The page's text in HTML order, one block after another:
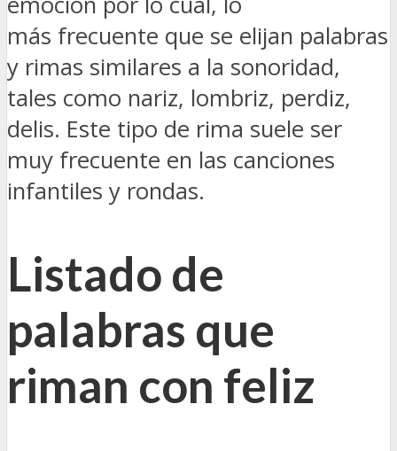
más frecuente que se elijan palabras
y rimas similares a la sonoridad,
tales como nariz, lombriz, perdiz,
delis. Este tipo de rima suele ser
muy frecuente en las canciones
infantiles y rondas.
Listado de
palabras que
riman con feliz